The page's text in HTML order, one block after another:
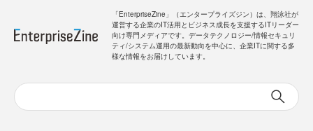
「EnterpriseZine」（エンタープライズジン）は、翔泳社が
運営する企業のIT活用とビジネス成長を支援するITリーダー
向け専門メディアです。データテクノロジー/情報セキュリ
ティ/システム運用の最新動向を中心に、企業ITに関する多
様な情報をお届けしています。